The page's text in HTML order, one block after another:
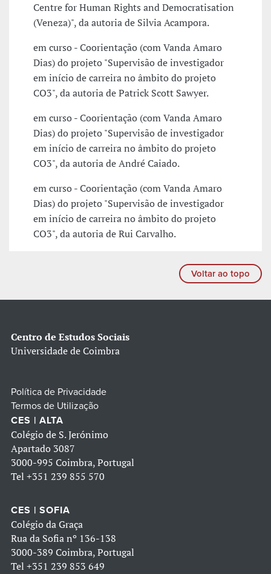
Centre for Human Rights and Democratisation
(Veneza)", da autoria de Silvia Acampora.
em curso - Coorientação (com Vanda Amaro
Dias) do projeto "Supervisão de investigador
em início de carreira no âmbito do projeto
CO3", da autoria de Patrick Scott Sawyer.
em curso - Coorientação (com Vanda Amaro
Dias) do projeto "Supervisão de investigador
em início de carreira no âmbito do projeto
CO3", da autoria de André Caiado.
em curso - Coorientação (com Vanda Amaro
Dias) do projeto "Supervisão de investigador
em início de carreira no âmbito do projeto
CO3", da autoria de Rui Carvalho.
Voltar ao topo
Centro de Estudos Sociais
Universidade de Coimbra
Política de Privacidade
Termos de Utilização
CES | ALTA
Colégio de S. Jerónimo
Apartado 3087
3000-995 Coimbra, Portugal
Tel +351 239 855 570
CES | SOFIA
Colégio da Graça
Rua da Sofia nº 136-138
3000-389 Coimbra, Portugal
Tel +351 239 853 649